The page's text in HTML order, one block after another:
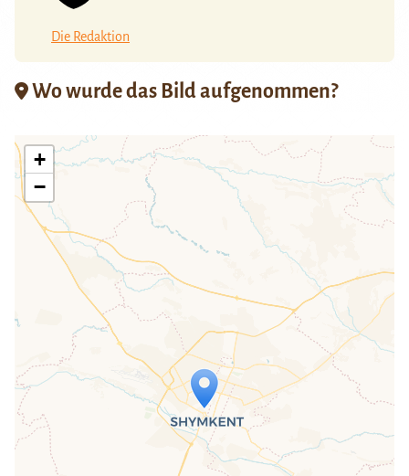
Die Redaktion
Wo wurde das Bild aufgenommen?
Travelers' Map wird geladen …
Wenn du dies siehst, nachdem deine
Seite vollständig geladen wurde,
fehlen leafletJS-Dateien.
+
−